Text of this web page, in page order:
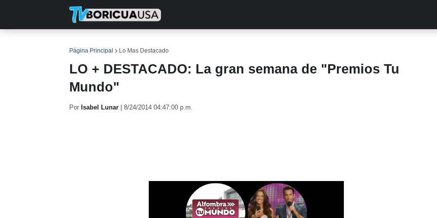
Página Principal Lo Mas Destacado
LO + DESTACADO: La gran semana de "Premios Tu
Mundo"
Por Isabel Lunar 8/24/2014 04:47:00 p.m.